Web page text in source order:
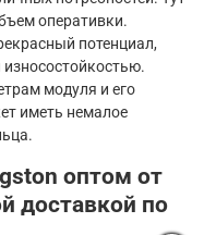
оперативки.
потенциал,
модуля и его
иметь немалое
оптом от
доставкой по